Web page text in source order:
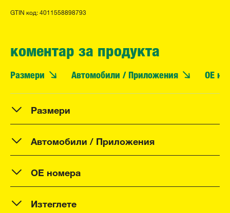
GTIN код: 4011558898793
коментар за продукта
Размери Автомобили / Приложения OE
Размери
Автомобили / Приложения
OE номера
Изтеглете